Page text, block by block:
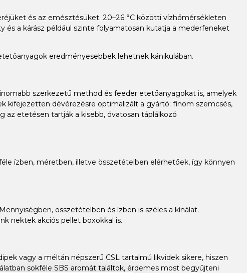
és az emésztésüket. 20–26 °C közötti vízhőmérsékleten
és a kárász például szinte folyamatosan kutatja a mederfeneket
eredményesebbek lehetnek kánikulában.
szerkezetű method és feeder etetőanyagokat is, amelyek
kifejezetten dévérezésre optimalizált a gyártó: finom szemcsés,
az etetésen tartják a kisebb, óvatosan táplálkozó
ízben, méretben, illetve összetételben elérhetőek, így könnyen
összetételben és ízben is széles a kínálat.
nektek akciós pellet boxokkal is.
vagy a méltán népszerű CSL tartalmú likvidek sikere, hiszen
sokféle SBS aromát találtok, érdemes most begyűjteni